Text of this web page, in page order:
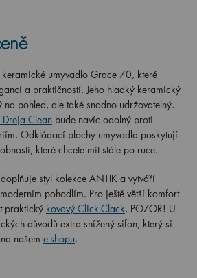
umyvadlo Grace 70, které
a praktičností. Jeho hladký keramický
pohled, ale také snadno udržovatelný.
Clean bude navíc odolný proti
Odkládací plochy umyvadla poskytují
které chcete mít stále po ruce.
styl kolekce ANTIK a vytváří
pohodlím. Pro ještě větší komfort
praktický kovový Click-Clack. POZOR! U
důvodů extra snížený sifon, který si
našem e-shopu.